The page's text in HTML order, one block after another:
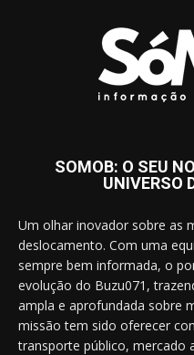
SOMOB: O SEU
UNIVERSO
Um olhar inovador sobre as
deslocamento. Com uma
sempre bem informada, o
evolução do Buzu071,
ampla e aprofundada sobre
missão tem sido oferecer
transporte público, mercado